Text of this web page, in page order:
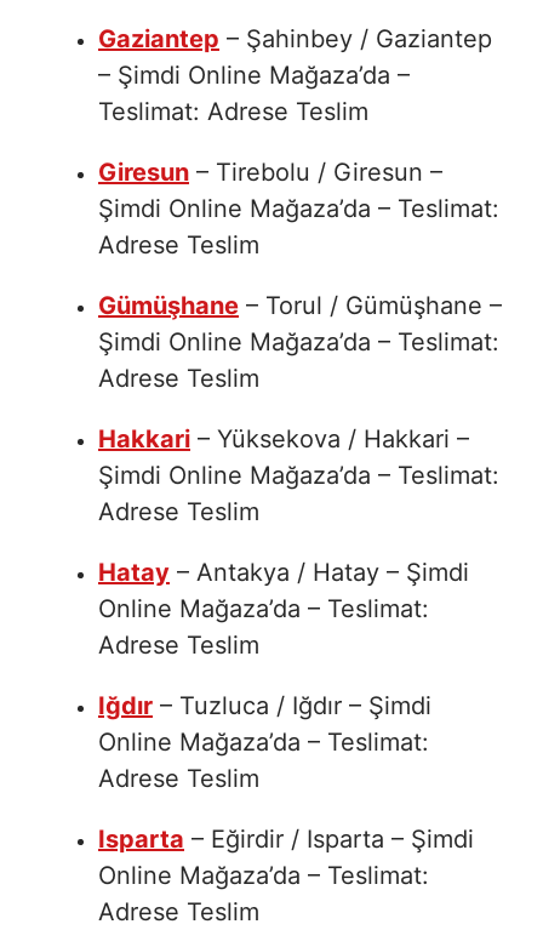
Gaziantep – Şahinbey / Gaziantep
– Şimdi Online Mağaza’da –
Teslimat: Adrese Teslim
Giresun – Tirebolu / Giresun –
Şimdi Online Mağaza’da – Teslimat:
Adrese Teslim
Gümüşhane – Torul / Gümüşhane –
Şimdi Online Mağaza’da – Teslimat:
Adrese Teslim
Hakkari – Yüksekova / Hakkari –
Şimdi Online Mağaza’da – Teslimat:
Adrese Teslim
Hatay – Antakya / Hatay – Şimdi
Online Mağaza’da – Teslimat:
Adrese Teslim
Iğdır – Tuzluca / Iğdır – Şimdi
Online Mağaza’da – Teslimat:
Adrese Teslim
Isparta – Eğirdir / Isparta – Şimdi
Online Mağaza’da – Teslimat:
Adrese Teslim